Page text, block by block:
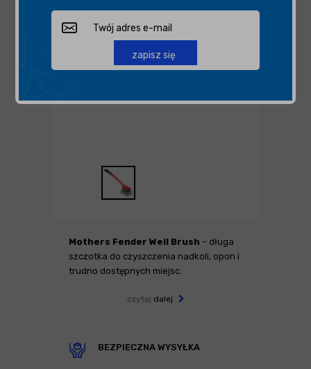
Mothers Fender Well Brush – długa
szczotka do czyszczenia nadkoli, opon i
trudno dostępnych miejsc.
czytaj dalej
BEZPIECZNA WYSYŁKA
zapisz się